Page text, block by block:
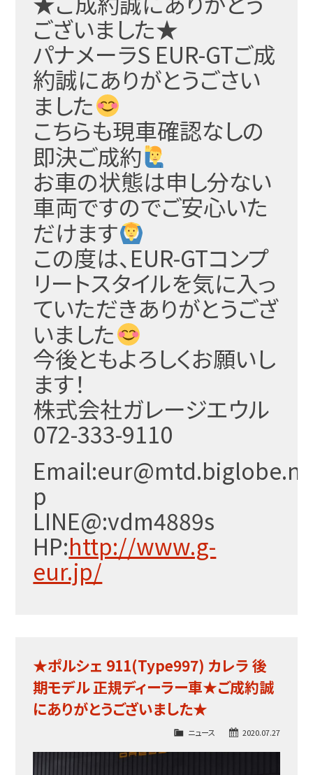
ございました★
パナメーラS EUR-GTご成
約誠にありがとうごさい
ました
こちらも現車確認なしの
即決ご成約
お車の状態は申し分ない
車両ですのでご安心いた
だけます
この度は、EUR-GTコンプ
リートスタイルを気に入っ
ていただきありがとうござ
いました
今後ともよろしくお願いし
ます！
株式会社ガレージエウル
072-333-9110
p
LINE@:vdm4889s
HP:http://www.g-
eur.jp/
★ポルシェ 911(Type997) カレラ 後
期モデル 正規ディーラー車★ご成約誠
にありがとうございました★
2020.07.27
ニュース